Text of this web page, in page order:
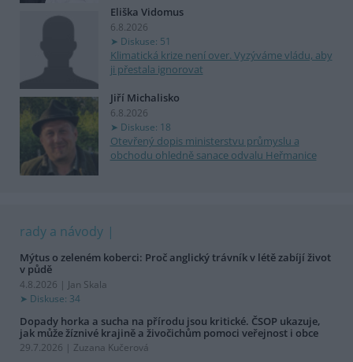
Eliška Vidomus
6.8.2026
Diskuse: 51
Klimatická krize není over. Vyzýváme vládu, aby
ji přestala ignorovat
Jiří Michalisko
6.8.2026
Diskuse: 18
Otevřený dopis ministerstvu průmyslu a
obchodu ohledně sanace odvalu Heřmanice
rady a návody
Mýtus o zeleném koberci: Proč anglický trávník v létě zabíjí život
v půdě
4.8.2026 | Jan Skala
Diskuse: 34
Dopady horka a sucha na přírodu jsou kritické. ČSOP ukazuje,
jak může žíznivé krajině a živočichům pomoci veřejnost i obce
29.7.2026 | Zuzana Kučerová